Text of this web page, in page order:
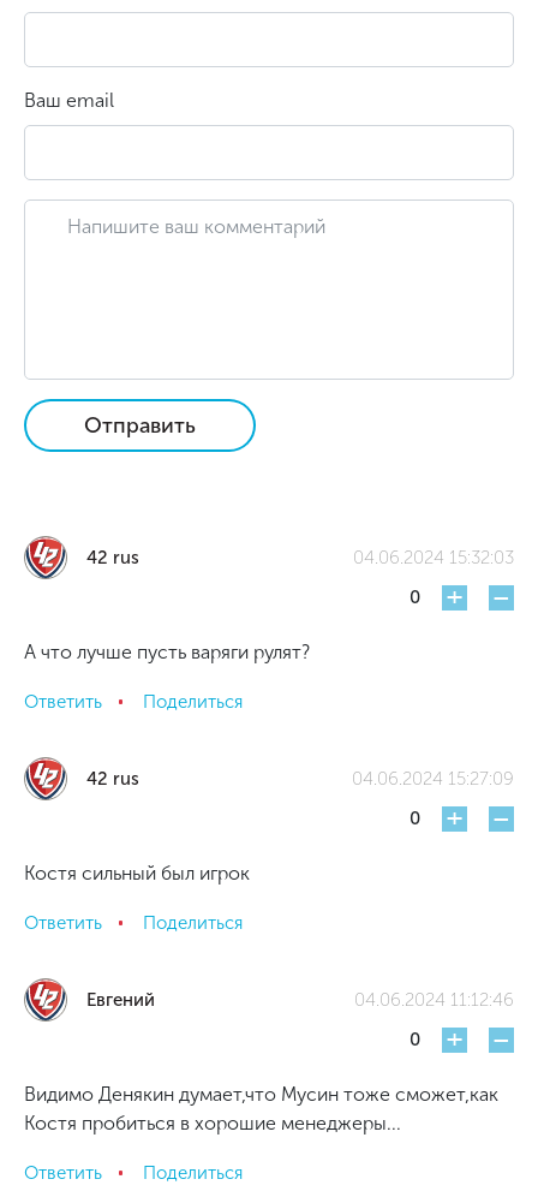
Ваш email
Отправить
42 rus
04.06.2024 15:32:03
0
+ -
А что лучше пусть варяги рулят?
Ответить Поделиться
42 rus
04.06.2024 15:27:09
0
+ -
Костя сильный был игрок
Ответить Поделиться
Евгений
04.06.2024 11:12:46
0
+ -
Видимо Денякин думает,что Мусин тоже сможет,как
Костя пробиться в хорошие менеджеры...
Ответить Поделиться